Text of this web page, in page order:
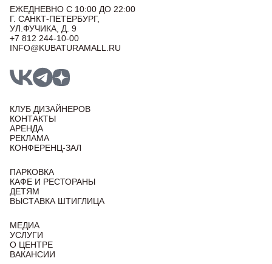
ЕЖЕДНЕВНО С 10:00 ДО 22:00
Г. САНКТ-ПЕТЕРБУРГ,
УЛ.ФУЧИКА, Д. 9
+7 812 244-10-00
INFO@KUBATURAMALL.RU
КЛУБ ДИЗАЙНЕРОВ
КОНТАКТЫ
АРЕНДА
РЕКЛАМА
КОНФЕРЕНЦ-ЗАЛ
ПАРКОВКА
КАФЕ И РЕСТОРАНЫ
ДЕТЯМ
ВЫСТАВКА ШТИГЛИЦА
МЕДИА
УСЛУГИ
О ЦЕНТРЕ
ВАКАНСИИ